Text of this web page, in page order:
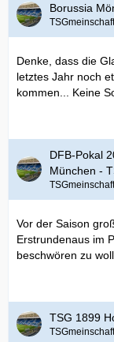
Borussia
TSGmeinschaft
Denke, dass die
letztes Jahr noch
kommen... Keine
DFB-Pokal
München -
TSGmeinschaft
Vor der Saison
Erstrundenaus im
beschwören zu
TSG 1899
TSGmeinschaft